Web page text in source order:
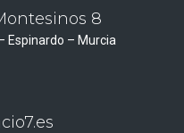
8
Espinardo – Murcia